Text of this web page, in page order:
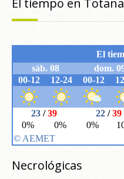
Necrológicas
El tiempo en Totana